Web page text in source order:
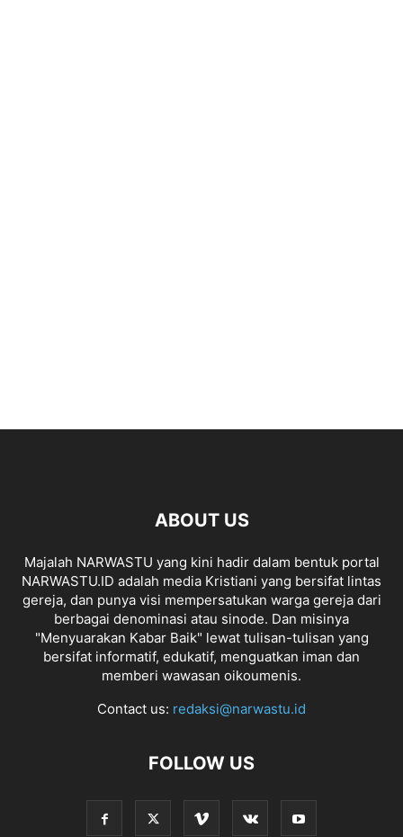
ABOUT US
Majalah NARWASTU yang kini hadir dalam bentuk portal
NARWASTU.ID adalah media Kristiani yang bersifat lintas
gereja, dan punya visi mempersatukan warga gereja dari
berbagai denominasi atau sinode. Dan misinya
"Menyuarakan Kabar Baik" lewat tulisan-tulisan yang
bersifat informatif, edukatif, menguatkan iman dan
memberi wawasan oikoumenis.
Contact us: redaksi@narwastu.id
FOLLOW US